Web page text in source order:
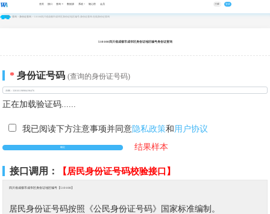
首页 接口 查询 数据源 系统 随心搭 会员 注册 登录
首页>查询 > 身份证查询 > 510108四川省成都市成华区身份证地区编号-身份证查询-在线身份证查询
510108四川省成都市成华区身份证地区编号身份证查询
* 身份证号码(查询的身份证号码)
正在加载验证码......
我已阅读下方注意事项并同意隐私政策和 用户协议
结果样本
接口调用： 【居民身份证号码校验接口】
四川省成都市成华区身份证地区编号【510108】
居民身份证号码按照《公民身份证号码》国家标准编制。